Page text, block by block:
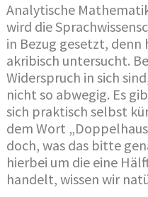
Analytische
wird die
in Bezug gesetzt, denn
akribisch untersucht.
Widerspruch in sich
nicht so abwegig. Es
sich praktisch selbst
dem Wort
doch, was das bitte
hierbei um die eine
handelt, wissen wir